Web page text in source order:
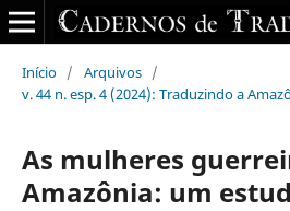
Início / Arquivos /
v. 44 n. esp. 4 (2024): Traduzindo a
As mulheres
Amazônia: um